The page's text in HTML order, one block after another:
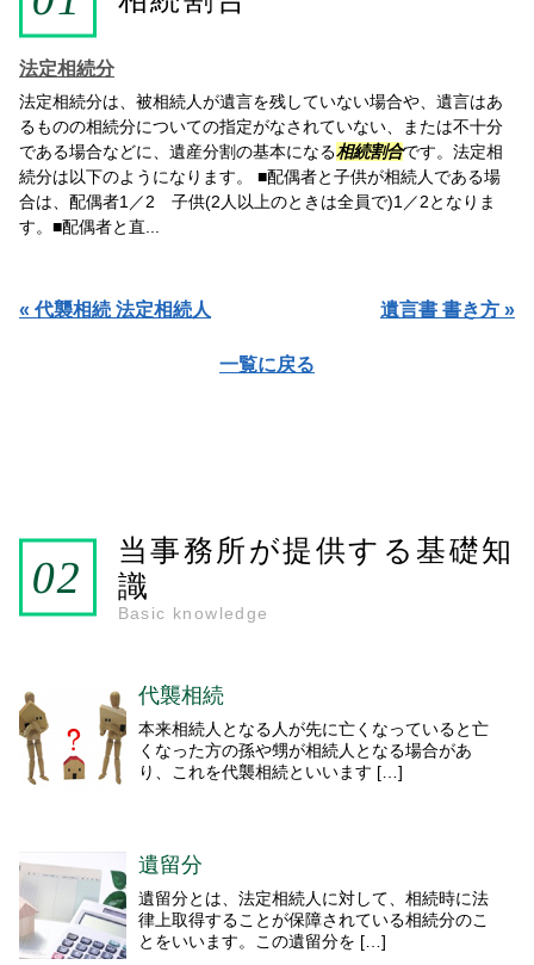
法定相続分
法定相続分は、被相続人が遺言を残していない場合や、遺言はあ
るものの相続分についての指定がなされていない、または不十分
である場合などに、遺産分割の基本になる相続割合です。法定相
続分は以下のようになります。 ■配偶者と子供が相続人である場
合は、配偶者1／2 子供(2人以上のときは全員で)1／2となりま
す。■配偶者と直...
« 代襲相続 法定相続人 遺言書 書き方 »
一覧に戻る
当事務所が提供する基礎知
識
Basic knowledge
代襲相続
本来相続人となる人が先に亡くなっていると亡
くなった方の孫や甥が相続人となる場合があ
り、これを代襲相続といいます […]
遺留分
遺留分とは、法定相続人に対して、相続時に法
律上取得することが保障されている相続分のこ
とをいいます。この遺留分を […]